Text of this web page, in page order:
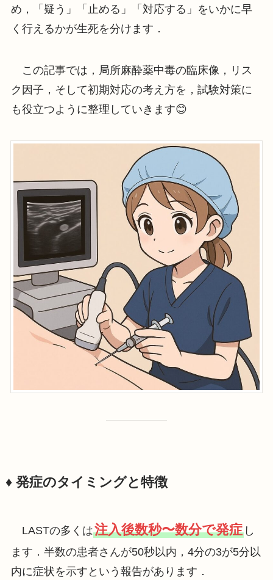
め，「疑う」「止める」「対応する」をいかに早
く行えるかが生死を分けます．
この記事では，局所麻酔薬中毒の臨床像，リス
ク因子，そして初期対応の考え方を，試験対策に
も役立つように整理していきます😊
♦️ 発症のタイミングと特徴
LASTの多くは注入後数秒〜数分で発症し
ます．半数の患者さんが50秒以内，4分の3が5分以
内に症状を示すという報告があります．